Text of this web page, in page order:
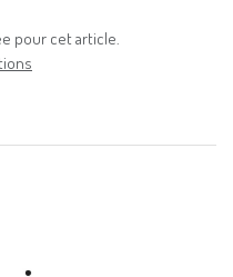
pour cet article.